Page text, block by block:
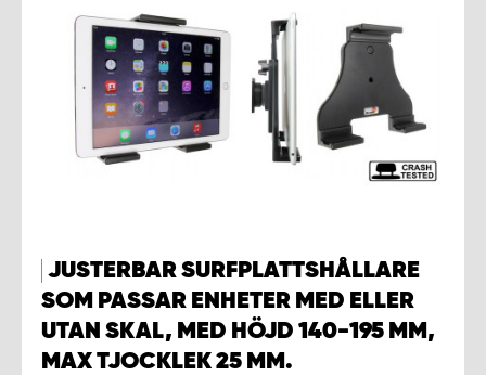
JUSTERBAR SURFPLATTSHÅLLARE
SOM PASSAR ENHETER MED ELLER
UTAN SKAL, MED HÖJD 140-195 MM,
MAX TJOCKLEK 25 MM.
WORK SYSTEM SUNDSVALL
WORK SYSTEM TRESTAD
WORK SYSTEM VARBERG
WORK SYSTEM VÄRNAMO